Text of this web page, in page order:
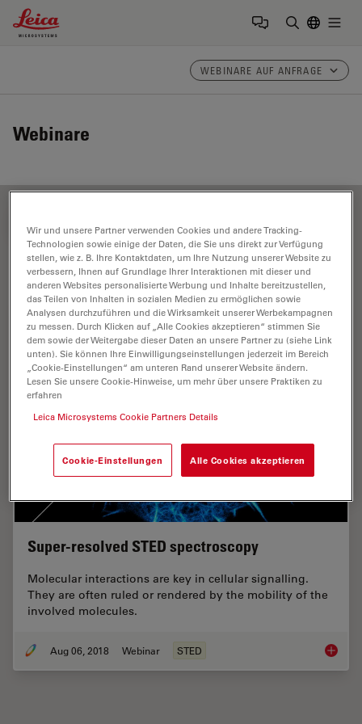
Leica Microsystems Logo
WEBINARE AUF ANFRAGE
Webinare
FILTER ARTICLES
F-Techniques
Super-resolved STED spectroscopy
Molecular interactions are key in cellular signalling.
They are often ruled or rendered by the mobility of the
involved molecules.
Aug 06, 2018 Webinar STED Super-
Wir und unsere Partner verwenden Cookies und andere Tracking-
Technologien sowie einige der Daten, die Sie uns direkt zur Verfügung
stellen, wie z. B. Ihre Kontaktdaten, um Ihre Nutzung unserer Website zu
verbessern, Ihnen auf Grundlage Ihrer Interaktionen mit dieser und
anderen Websites personalisierte Werbung und Inhalte bereitzustellen,
das Teilen von Inhalten in sozialen Medien zu ermöglichen sowie
Analysen durchzuführen und die Wirksamkeit unserer Werbekampagnen
zu messen. Durch Klicken auf „Alle Cookies akzeptieren“ stimmen Sie
dem sowie der Weitergabe dieser Daten an unsere Partner zu (siehe Link
unten). Sie können Ihre Einwilligungseinstellungen jederzeit im Bereich
„Cookie-Einstellungen“ am unteren Rand unserer Website ändern.
Lesen Sie unsere Cookie-Hinweise, um mehr über unsere Praktiken zu
erfahren
Leica Microsystems Cookie Partners Details
Cookie-Einstellungen Alle Cookies akzeptieren